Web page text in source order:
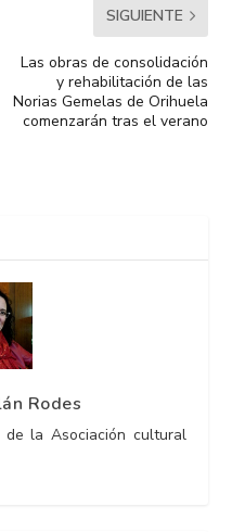
SIGUIENTE
Las obras de consolidación
y rehabilitación de las
Norias Gemelas de Orihuela
comenzarán tras el verano
Rodes
de la Asociación cultural